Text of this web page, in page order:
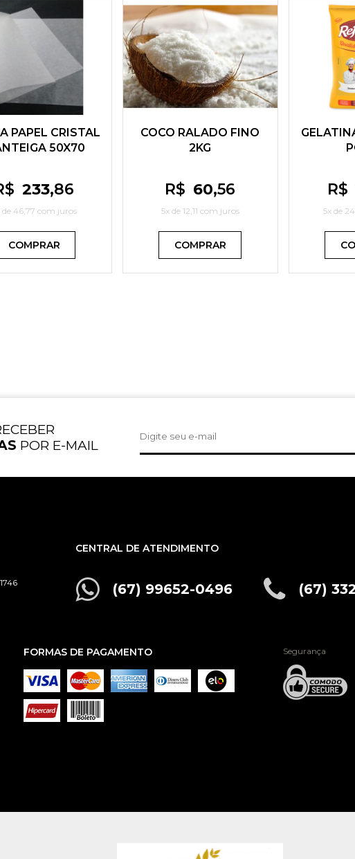
PAPEL CRISTAL
50X70
233,86
de 46,77 com juros
COMPRAR
COCO RALADO FINO
2KG
R$ 60,56
5x de 12,11 com juros
COMPRAR
R$
5x de
POR E-MAIL
CENTRAL DE ATENDIMENTO
(67) 99652-0496 (67)
FORMAS DE PAGAMENTO
Segurança